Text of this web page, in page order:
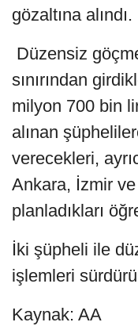
gözaltına alındı.
Düzensiz
sınırından
milyon 700 bin
alınan
verecekleri,
Ankara, İzmir
planladıkları
İki şüpheli ile
işlemleri
Kaynak: AA